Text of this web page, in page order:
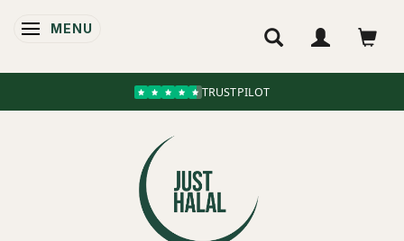
SKIFTE NAVIGATION
MENU
TRUSTPILOT